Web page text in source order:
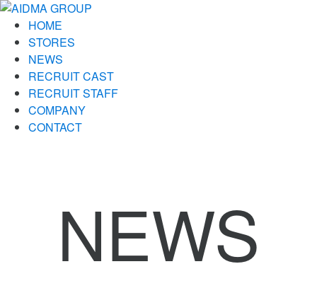
HOME
STORES
NEWS
RECRUIT CAST
RECRUIT STAFF
COMPANY
CONTACT
NEWS